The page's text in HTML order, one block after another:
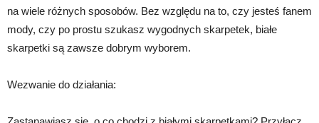
na wiele różnych sposobów. Bez względu na to, czy jesteś fanem
mody, czy po prostu szukasz wygodnych skarpetek, białe
skarpetki są zawsze dobrym wyborem.
Wezwanie do działania: